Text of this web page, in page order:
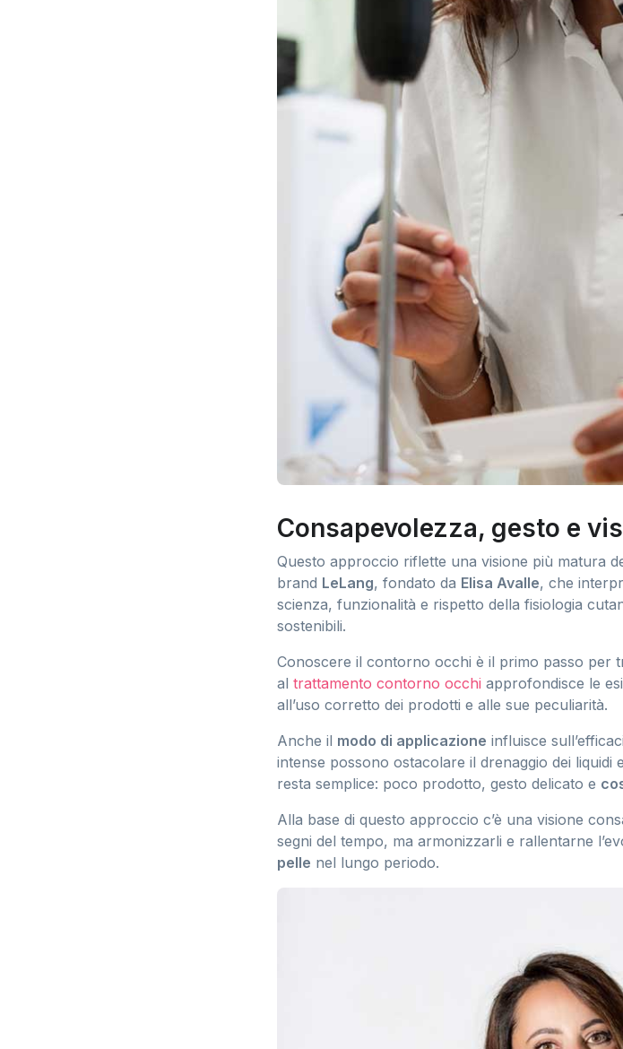
Consapevolezza, gesto e
Questo approccio riflette una visione più matura
brand LeLang, fondato da Elisa Avalle, che
scienza, funzionalità e rispetto della fisiologia
sostenibili.
Conoscere il contorno occhi è il primo passo per
altrattamento contorno occhi approfondisce le
all’uso corretto dei prodotti e alle sue peculiarità.
Anche il modo di applicazione influisce
intense possono ostacolare il drenaggio dei
resta semplice: poco prodotto, gesto delicato e
Alla base di questo approccio c’è una visione
segni del tempo, ma armonizzarli e rallentarne
pelle nel lungo periodo.